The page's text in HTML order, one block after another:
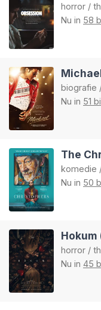
horror /
Nu in 58
biografie
Nu in 51
The
komedie
Nu in 50
Hokum
horror /
Nu in 45